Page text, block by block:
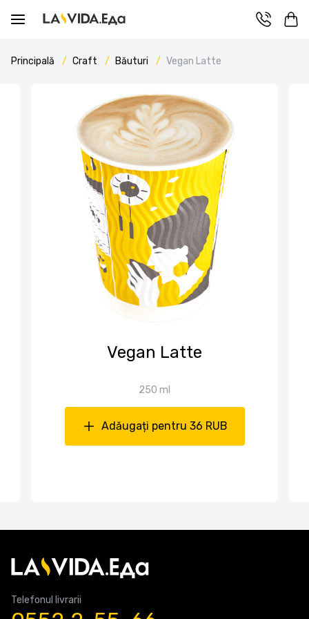
Principală Craft Băuturi Vegan Latte
Vegan Latte
250 ml
Adăugați pentru 36 RUB
Telefonul livrarii